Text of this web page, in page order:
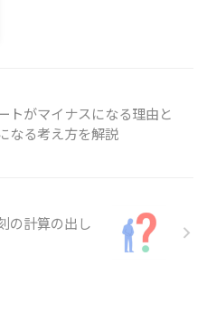
ます。 調 ...
トがマイナスになる理由と
なる考え方を解説
の計算の出し